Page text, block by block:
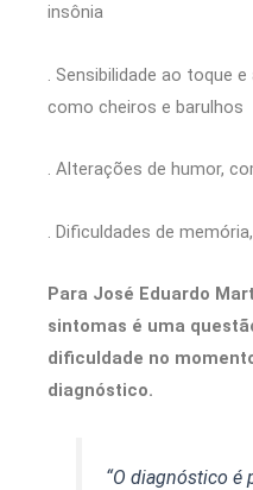
insônia
. Sensibilidade ao toque
como cheiros e barulhos
. Alterações de humor,
. Dificuldades de
Para José Eduardo
sintomas é uma
dificuldade no
diagnóstico.
“O diagnóstico é